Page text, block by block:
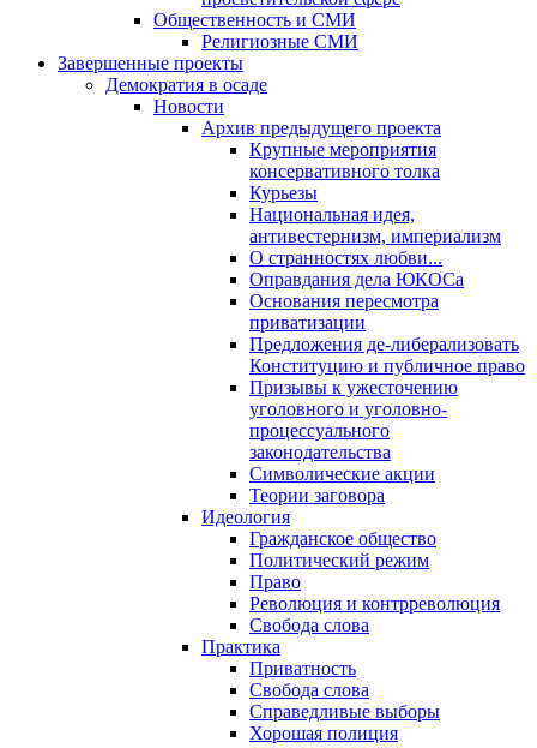
Общественность и СМИ
Религиозные СМИ
Завершенные проекты
Демократия в осаде
Новости
Архив предыдущего проекта
Крупные мероприятия
консервативного толка
Курьезы
Национальная идея,
антивестернизм, империализм
О странностях любви...
Оправдания дела ЮКОСа
Основания пересмотра
приватизации
Предложения де-либерализовать
Конституцию и публичное право
Призывы к ужесточению
уголовного и уголовно-
процессуального
законодательства
Символические акции
Теории заговора
Идеология
Гражданское общество
Политический режим
Право
Революция и контрреволюция
Свобода слова
Практика
Приватность
Свобода слова
Справедливые выборы
Хорошая полиция